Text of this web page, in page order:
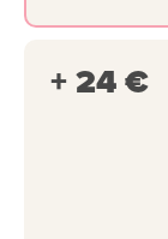
+ 24 €